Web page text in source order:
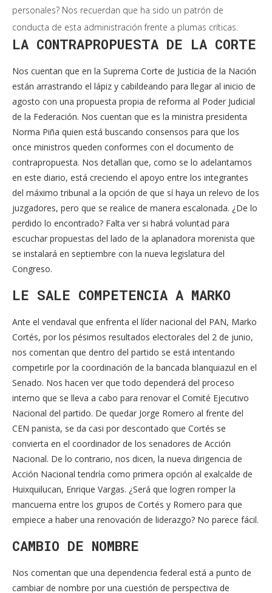
personales? Nos recuerdan que ha sido un patrón de
conducta de esta administración frente a plumas críticas.
LA CONTRAPROPUESTA DE LA CORTE
Nos cuentan que en la Suprema Corte de Justicia de la Nación
están arrastrando el lápiz y cabildeando para llegar al inicio de
agosto con una propuesta propia de reforma al Poder Judicial
de la Federación. Nos cuentan que es la ministra presidenta
Norma Piña quien está buscando consensos para que los
once ministros queden conformes con el documento de
contrapropuesta. Nos detallan que, como se lo adelantamos
en este diario, está creciendo el apoyo entre los integrantes
del máximo tribunal a la opción de que sí haya un relevo de los
juzgadores, pero que se realice de manera escalonada. ¿De lo
perdido lo encontrado? Falta ver si habrá voluntad para
escuchar propuestas del lado de la aplanadora morenista que
se instalará en septiembre con la nueva legislatura del
Congreso.
LE SALE COMPETENCIA A MARKO
Ante el vendaval que enfrenta el líder nacional del PAN, Marko
Cortés, por los pésimos resultados electorales del 2 de junio,
nos comentan que dentro del partido se está intentando
competirle por la coordinación de la bancada blanquiazul en el
Senado. Nos hacen ver que todo dependerá del proceso
interno que se lleva a cabo para renovar el Comité Ejecutivo
Nacional del partido. De quedar Jorge Romero al frente del
CEN panista, se da casi por descontado que Cortés se
convierta en el coordinador de los senadores de Acción
Nacional. De lo contrario, nos dicen, la nueva dirigencia de
Acción Nacional tendría como primera opción al exalcalde de
Huixquilucan, Enrique Vargas. ¿Será que logren romper la
mancuerna entre los grupos de Cortés y Romero para que
empiece a haber una renovación de liderazgo? No parece fácil.
CAMBIO DE NOMBRE
Nos comentan que una dependencia federal está a punto de
cambiar de nombre por una cuestión de perspectiva de